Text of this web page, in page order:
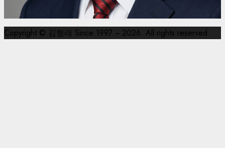
Copyright © 김형래 Since 1997 ~ 2026. All rights reserved.